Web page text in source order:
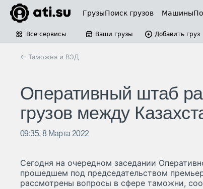
ГрузыПоиск грузов Машины
Все сервисы Ваши грузы Добавить груз
← Таможня и ВЭД
Оперативный штаб
грузов между
09:35, 8 Марта 2022
Сегодня на очередном заседании
прошедшем под председательством
рассмотрены вопросы в сфере таможни,